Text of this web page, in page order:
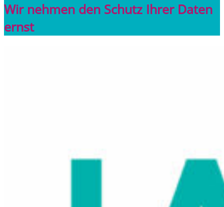
Wir nehmen den Schutz Ihrer Daten
ernst